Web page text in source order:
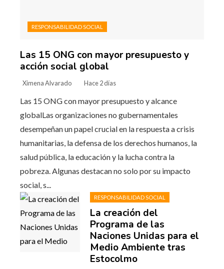
RESPONSABILIDAD SOCIAL
Las 15 ONG con mayor presupuesto y
acción social global
Ximena Alvarado Hace 2 días
Las 15 ONG con mayor presupuesto y alcance
globalLas organizaciones no gubernamentales
desempeñan un papel crucial en la respuesta a crisis
humanitarias, la defensa de los derechos humanos, la
salud pública, la educación y la lucha contra la
pobreza. Algunas destacan no solo por su impacto
social, s...
RESPONSABILIDAD SOCIAL
La creación del
Programa de las
Naciones Unidas para el
Medio Ambiente tras
Estocolmo